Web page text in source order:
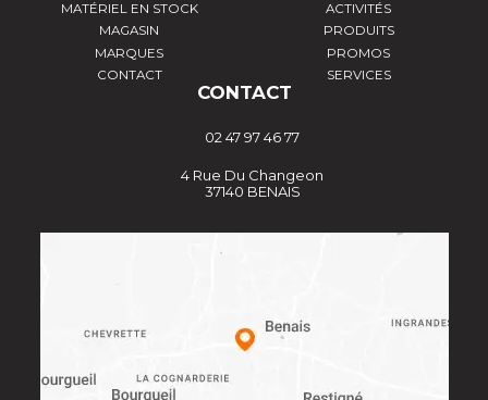
MATÉRIEL EN STOCK
ACTIVITÉS
MAGASIN
PRODUITS
MARQUES
PROMOS
CONTACT
SERVICES
CONTACT
02 47 97 46 77
4 Rue Du Changeon
37140 BENAIS